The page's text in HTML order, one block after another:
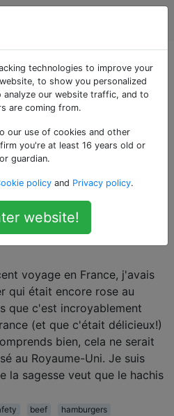
marquées
américain classique, le
préparer. N'utilisez pas
en dehors du contexte du
rares sont-ils
voyage en France, j'avais
qui était encore rose au
que c'est incroyablement
(et que c'était délicieux!)
bien, cela ne serait
au Royaume-Uni. Je suis
la sagesse veut que le hachis
beef
hamburgers
technologies to improve your
to show you personalized
our website traffic, and to
are coming from.
our use of cookies and other
you're at least 16 years old or
guardian.
policy and Privacy policy.
website!